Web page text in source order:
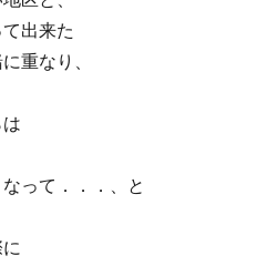
出来た
重なり、
って．．．、と